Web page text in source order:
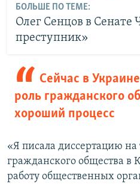
БОЛЬШЕ ПО ТЕМЕ:
Олег Сенцов в Сенате
преступник»
Сейчас в
роль гражданского
хороший процесс
«Я писала диссертацию на
гражданского общества в
работу общественных